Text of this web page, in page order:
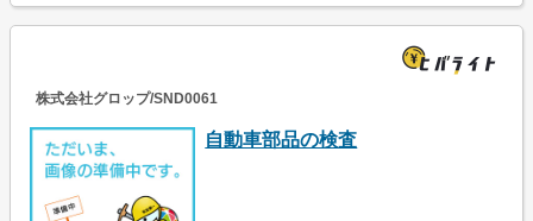
株式会社グロップ/SND0061
自動車部品の検査